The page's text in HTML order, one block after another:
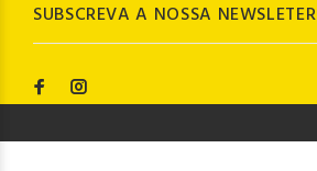
SUBSCREVA A NOSSA NEWSLETER